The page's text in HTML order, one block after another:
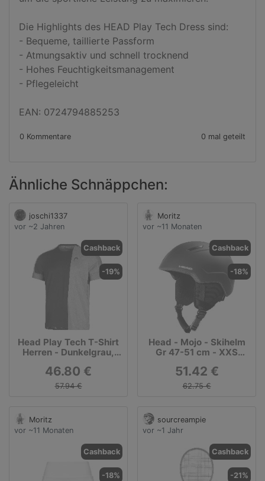
Die Highlights des HEAD Play Tech Dress sind:
- Bequeme, taillierte Passform
- Atmungsaktiv und schnell trocknend
- Hohes Feuchtigkeitsmanagement
- Pflegeleicht
EAN: 0724794885253
0 Kommentare 0 mal geteilt
Ähnliche Schnäppchen:
joschi1337
vor ~2 Jahren
Cashback
-19%
Head Play Tech T-Shirt
Herren - Dunkelgrau,
46.80 €
57.94 €
Moritz
vor ~11 Monaten
Cashback
-18%
Head - Mojo - Skihelm
Gr 47-51 cm - XXS
51.42 €
62.75 €
Moritz
vor ~11 Monaten
Cashback
-18%
sourcreampie
vor ~1 Jahr
Cashback
-21%